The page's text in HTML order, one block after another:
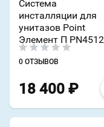
Система
инсталляции для
унитазов Point
Элемент П
0 ОТЗЫВОВ
18 400 ₽